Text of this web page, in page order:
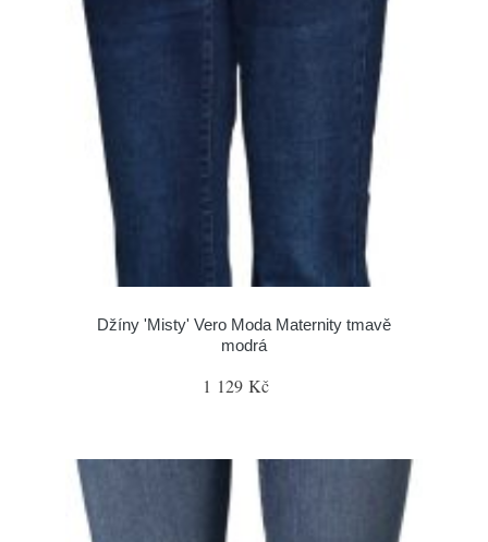
Džíny 'Misty' Vero Moda Maternity tmavě
modrá
1 129 Kč